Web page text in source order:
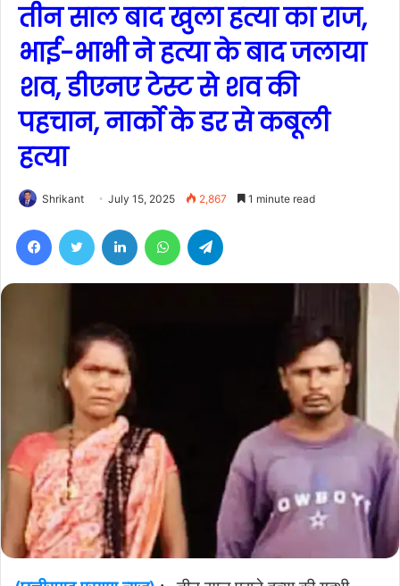
तीन साल बाद खुला हत्या का राज,
भाई-भाभी ने हत्या के बाद जलाया
शव, डीएनए टेस्ट से शव की
पहचान, नार्काे के डर से कबूली
हत्या
Shrikant July 15, 2025 2,867 1 minute read